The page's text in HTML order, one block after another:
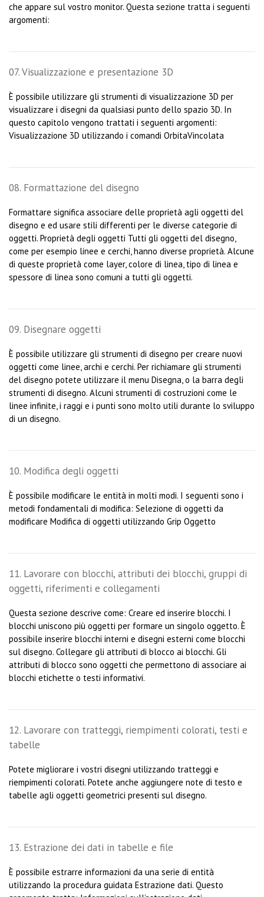
che appare sul vostro monitor. Questa sezione tratta i seguenti
argomenti:
07. Visualizzazione e presentazione 3D
È possibile utilizzare gli strumenti di visualizzazione 3D per
visualizzare i disegni da qualsiasi punto dello spazio 3D. In
questo capitolo vengono trattati i seguenti argomenti:
Visualizzazione 3D utilizzando i comandi OrbitaVincolata
08. Formattazione del disegno
Formattare significa associare delle proprietà agli oggetti del
disegno e ed usare stili differenti per le diverse categorie di
oggetti. Proprietà degli oggetti Tutti gli oggetti del disegno,
come per esempio linee e cerchi, hanno diverse proprietà. Alcune
di queste proprietà come layer, colore di linea, tipo di linea e
spessore di linea sono comuni a tutti gli oggetti.
09. Disegnare oggetti
È possibile utilizzare gli strumenti di disegno per creare nuovi
oggetti come linee, archi e cerchi. Per richiamare gli strumenti
del disegno potete utilizzare il menu Disegna, o la barra degli
strumenti di disegno. Alcuni strumenti di costruzioni come le
linee infinite, i raggi e i punti sono molto utili durante lo sviluppo
di un disegno.
10. Modifica degli oggetti
È possibile modificare le entità in molti modi. I seguenti sono i
metodi fondamentali di modifica: Selezione di oggetti da
modificare Modifica di oggetti utilizzando Grip Oggetto
11. Lavorare con blocchi, attributi dei blocchi, gruppi di
oggetti, riferimenti e collegamenti
Questa sezione descrive come: Creare ed inserire blocchi. I
blocchi uniscono più oggetti per formare un singolo oggetto. È
possibile inserire blocchi interni e disegni esterni come blocchi
sul disegno. Collegare gli attributi di blocco ai blocchi. Gli
attributi di blocco sono oggetti che permettono di associare ai
blocchi etichette o testi informativi.
12. Lavorare con tratteggi, riempimenti colorati, testi e
tabelle
Potete migliorare i vostri disegni utilizzando tratteggi e
riempimenti colorati. Potete anche aggiungere note di testo e
tabelle agli oggetti geometrici presenti sul disegno.
13. Estrazione dei dati in tabelle e file
È possibile estrarre informazioni da una serie di entità
utilizzando la procedura guidata Estrazione dati. Questo